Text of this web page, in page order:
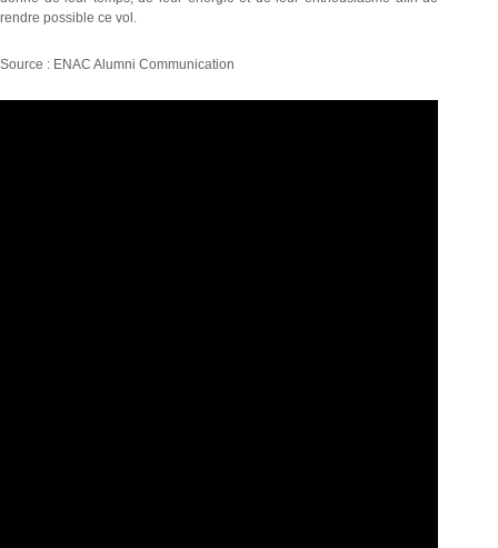
rendre possible ce vol.
Source : ENAC Alumni Communication